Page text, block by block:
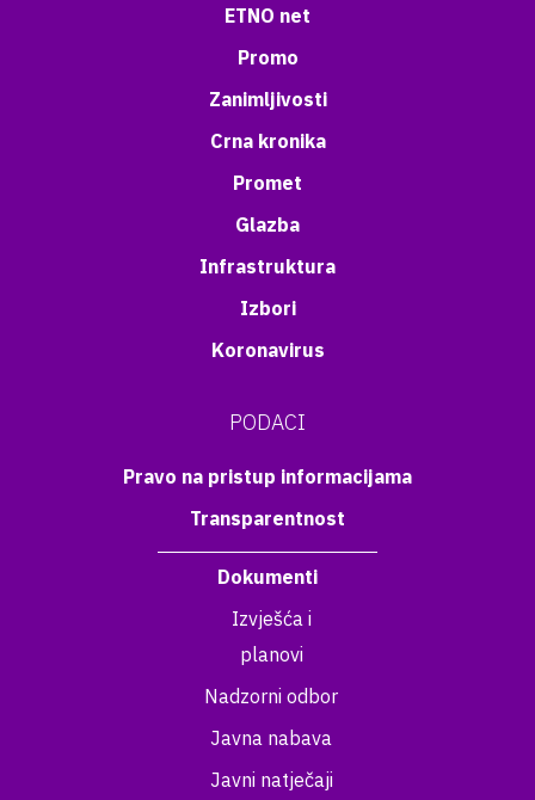
ETNO net
Promo
Zanimljivosti
Crna kronika
Promet
Glazba
Infrastruktura
Izbori
Koronavirus
PODACI
Pravo na pristup informacijama
Transparentnost
Dokumenti
Izvješća i
planovi
Nadzorni odbor
Javna nabava
Javni natječaji